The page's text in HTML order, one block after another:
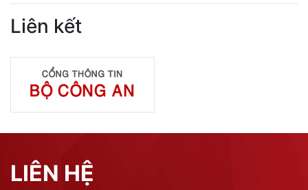
Liên kết
LIÊN HỆ